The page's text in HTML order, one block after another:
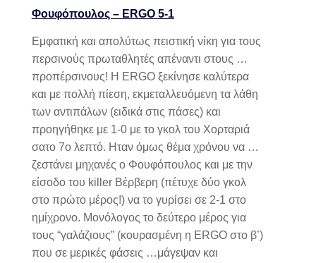
Φουφόπουλος – ERGO 5-1
Εμφατική και απολύτως πειστική νίκη για τους
περσινούς πρωταθλητές απέναντι στους …
προπέρσινους! Η ERGO ξεκίνησε καλύτερα
και με πολλή πίεση, εκμεταλλευόμενη τα λάθη
των αντιπάλων (ειδικά στις πάσες) και
προηγήθηκε με 1-0 με το γκολ του Χορταριά
σατο 7ο λεπτό. Ηταν όμως θέμα χρόνου να …
ζεστάνει μηχανές ο Φουφόπουλος και με την
είσοδο του killer Βέρβερη (πέτυχε δύο γκολ
στο πρώτο μέρος!) να το γυρίσει σε 2-1 στο
ημίχρονο. Μονόλογος το δεύτερο μέρος για
τους “γαλάζιους” (κουρασμένη η ERGO στο β’)
που σε μερικές φάσεις …μάγεψαν και